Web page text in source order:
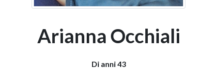
Arianna Occhiali
Di anni 43